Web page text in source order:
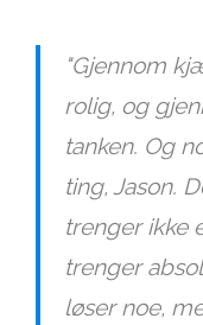
"Gjennom
rolig, og
tanken. Og
ting, Jason.
trenger ikke
trenger
løser noe,